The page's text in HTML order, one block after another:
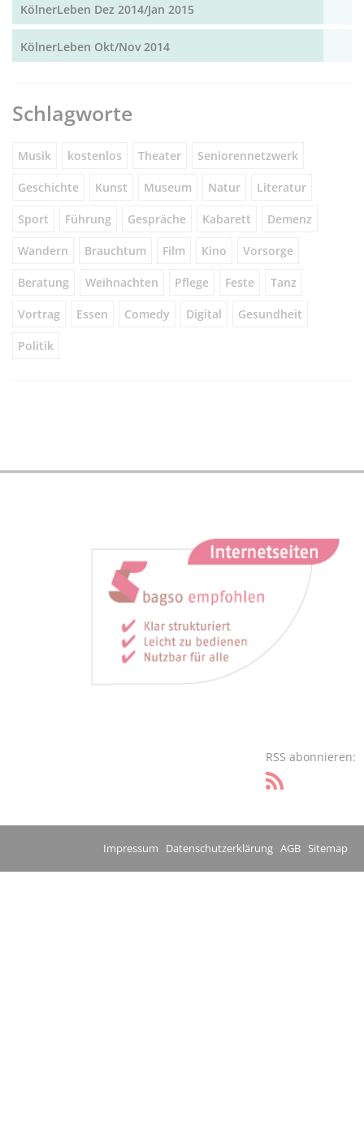
KölnerLeben Dez 2014/Jan 2015
KölnerLeben Okt/Nov 2014
Schlagworte
Musik kostenlos Theater Seniorennetzwerk
Geschichte Kunst Museum Natur Literatur
Sport Führung Gespräche Kabarett Demenz
Wandern Brauchtum Film Kino Vorsorge
Beratung Weihnachten Pflege Feste Tanz
Vortrag Essen Comedy Digital Gesundheit
Politik
RSS abonnieren:
Impressum Datenschutzerklärung AGB Sitemap